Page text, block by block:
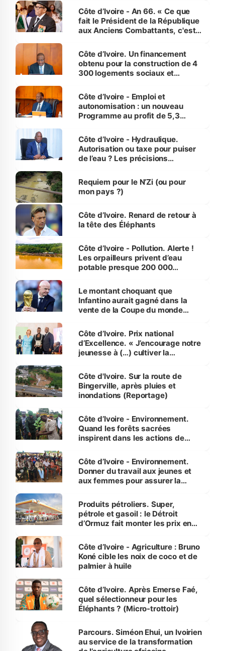
Côte d’Ivoire - An 66. « Ce que
fait le Président de la République
aux Anciens Combattants, c'est
Côte d’Ivoire. Un financement
obtenu pour la construction de 4
300 logements sociaux et
et Yamoussoukro
Côte d’Ivoire - Emploi et
autonomisation : un nouveau
Programme au profit de 5,3
Côte d’Ivoire - Hydraulique.
Autorisation ou taxe pour puiser
de l’eau ? Les précisions
Requiem pour le N’Zi (ou pour
mon pays ?)
Côte d’Ivoire. Renard de retour à
la tête des Éléphants
Côte d’Ivoire - Pollution. Alerte !
Les orpailleurs privent d’eau
potable presque 200 000
Le montant choquant que
Infantino aurait gagné dans la
vente de la Coupe du monde
Côte d’Ivoire. Prix national
d’Excellence. « J’encourage notre
jeunesse à (…) cultiver la
(Alassane Ouattara
Côte d'Ivoire. Sur la route de
Bingerville, après pluies et
inondations (Reportage)
Côte d’Ivoire - Environnement.
Quand les forêts sacrées
inspirent dans les actions de
Côte d’Ivoire - Environnement.
Donner du travail aux jeunes et
aux femmes pour assurer la
menacées
Produits pétroliers. Super,
pétrole et gasoil : le Détroit
d’Ormuz fait monter les prix en
Côte d’Ivoire - Agriculture : Bruno
Koné cible les noix de coco et de
palmier à huile
Côte d’Ivoire. Après Emerse Faé,
quel sélectionneur pour les
Éléphants ? (Micro-trottoir)
Parcours. Siméon Ehui, un Ivoirien
au service de la transformation